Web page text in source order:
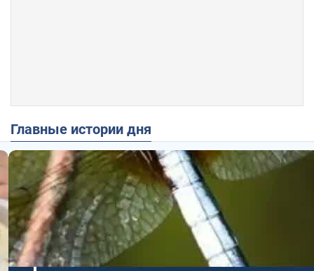
Главные истории дня